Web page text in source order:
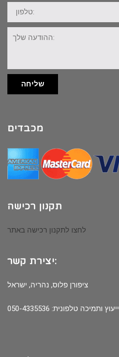
טלפון:
ההודעה
שלך:
שליחה
מכבדים
תקנון רכישה
לחצו לתקנון רכישה באתר
יצירת קשר:
ציפורן פלוס, נהריה, ישראל
ייעוץ ותמיכה טלפונית: 050-4335536